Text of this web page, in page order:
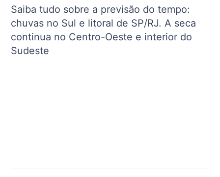
Saiba tudo sobre a previsão do tempo:
chuvas no Sul e litoral de SP/RJ. A seca
continua no Centro-Oeste e interior do
Sudeste